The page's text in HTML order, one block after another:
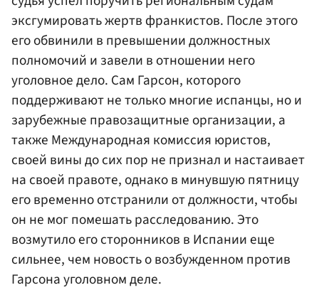
эксгумировать жертв франкистов. После этого
его обвинили в превышении должностных
полномочий и завели в отношении него
уголовное дело. Сам Гарсон, которого
поддерживают не только многие испанцы, но и
зарубежные правозащитные организации, а
также Международная комиссия юристов,
своей вины до сих пор не признал и настаивает
на своей правоте, однако в минувшую пятницу
его временно отстранили от должности, чтобы
он не мог помешать расследованию. Это
возмутило его сторонников в Испании еще
сильнее, чем новость о возбужденном против
Гарсона уголовном деле.